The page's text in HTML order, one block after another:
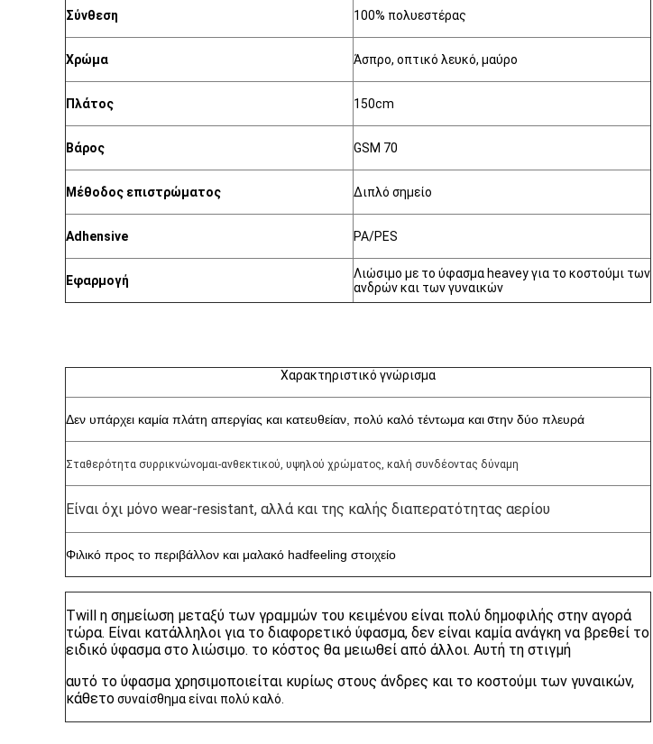
Σύνθεση 100% πολυεστέρας
Χρώμα Άσπρο, οπτικό λευκό, μαύρο
Πλάτος 150cm
Βάρος GSM 70
Μέθοδος επιστρώματος Διπλό σημείο
Adhensive PA/PES
Εφαρμογή
Λιώσιμο με το ύφασμα heavey για το κοστούμι των
ανδρών και των γυναικών
Χαρακτηριστικό γνώρισμα
Δεν υπάρχει καμία πλάτη απεργίας και κατευθείαν, πολύ καλό τέντωμα καιστην δύο πλευρά
Σταθερότητα συρρικνώνομαι-ανθεκτικού, υψηλού χρώματος, καλή συνδέοντας δύναμη
Είναι όχι μόνο wear-resistant, αλλά και της καλής διαπερατότητας αερίου
Φιλικό προς το περιβάλλον και μαλακό hadfeeling στοιχείο
Twill η σημείωση μεταξύ των γραμμών του κειμένου είναι πολύ δημοφιλής στην αγορά
τώρα. Είναι κατάλληλοι για το διαφορετικό ύφασμα, δεν είναι καμία ανάγκη να βρεθεί το
ειδικό ύφασμα στο λιώσιμο. το κόστος θα μειωθεί από άλλοι. Αυτή τη στιγμή
αυτό το ύφασμα χρησιμοποιείται κυρίως στους άνδρες και το κοστούμι των γυναικών,
κάθετοσυναίσθημα είναι πολύ καλό.